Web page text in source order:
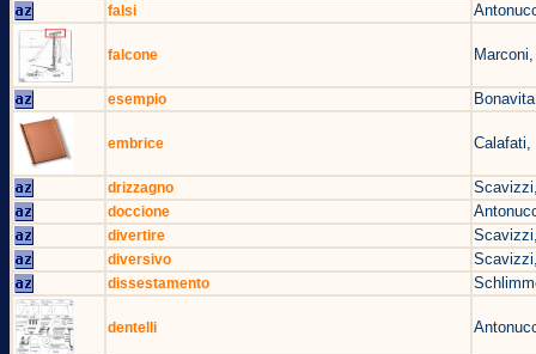
falsi
falcone
esempio
embrice Calafati,
drizzagno
doccione
divertire
diversivo
dissestamento
dentelli